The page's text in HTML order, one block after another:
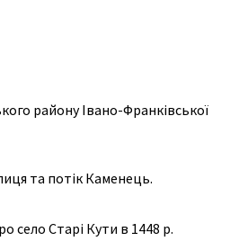
району Івано-Франківської
та потік Каменець.
село Старі Кути в 1448 р.